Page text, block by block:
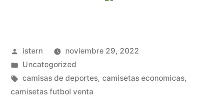
Publicado
por
istern
noviembre 29, 2022
Publicado
en
Uncategorized
Etiquetas:
camisas de deportes, camisetas economicas,
camisetas futbol venta